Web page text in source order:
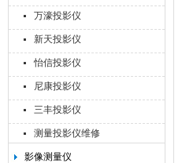
万濠投影仪
新天投影仪
怡信投影仪
尼康投影仪
三丰投影仪
测量投影仪维修
影像测量仪